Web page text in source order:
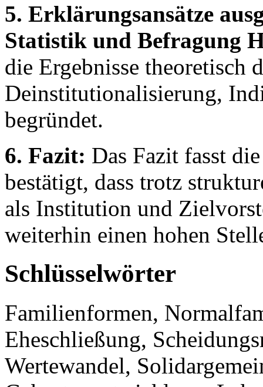
5. Erklärungsansätze
Statistik und Befragung
die Ergebnisse theoretisch
Deinstitutionalisierung,
begründet.
6. Fazit: Das Fazit fasst
bestätigt, dass trotz
als Institution und
weiterhin einen hohen
Schlüsselwörter
Familienformen,
Eheschließung,
Wertewandel,